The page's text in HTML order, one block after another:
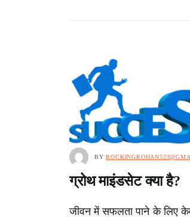
BY
ग्रोथ माइंडसेट क्या है?
जीवन में सफलता पाने के लिए